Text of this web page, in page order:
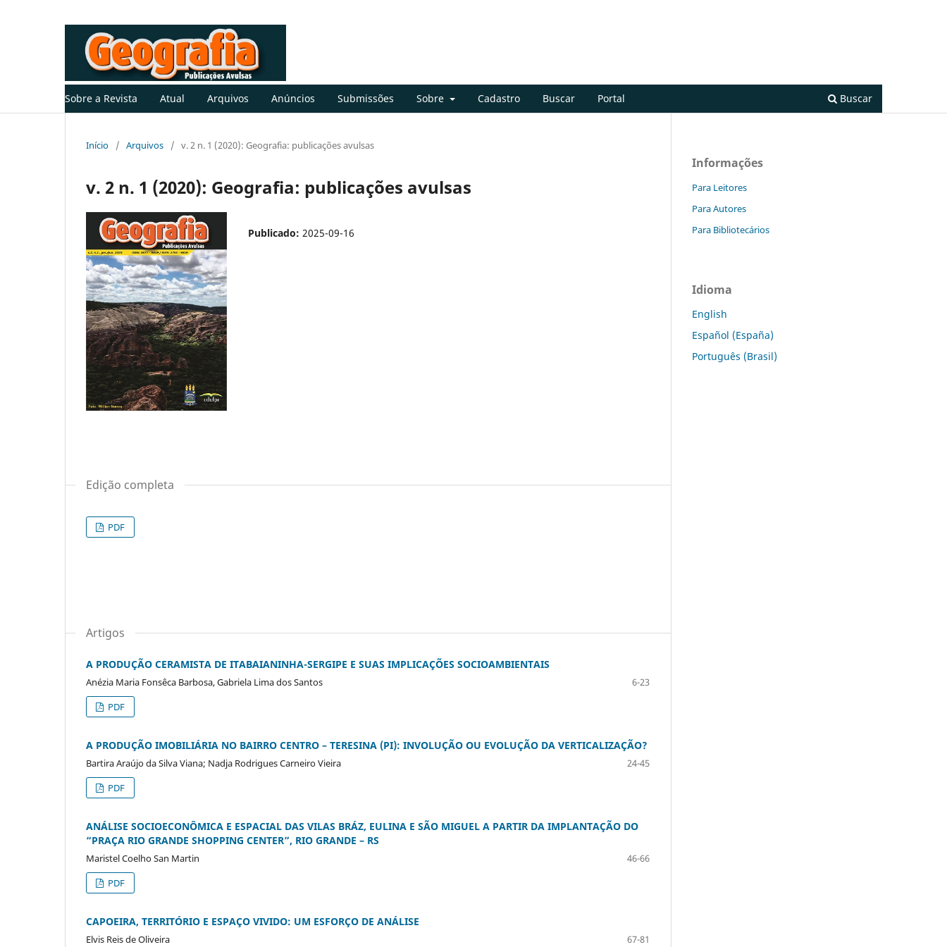
Sobre a Revista Atual Arquivos Anúncios Submissões Sobre Cadastro Buscar Portal Buscar
Início / Arquivos / v. 2 n. 1 (2020): Geografia: publicações avulsas
v. 2 n. 1 (2020): Geografia: publicações avulsas
Publicado: 2025-09-16
Edição completa
PDF
Artigos
A PRODUÇÃO CERAMISTA DE ITABAIANINHA-SERGIPE E SUAS IMPLICAÇÕES SOCIOAMBIENTAIS
Anézia Maria Fonsêca Barbosa, Gabriela Lima dos Santos
6-23
PDF
A PRODUÇÃO IMOBILIÁRIA NO BAIRRO CENTRO – TERESINA (PI): INVOLUÇÃO OU EVOLUÇÃO DA VERTICALIZAÇÃO?
Bartira Araújo da Silva Viana; Nadja Rodrigues Carneiro Vieira
24-45
PDF
ANÁLISE SOCIOECONÔMICA E ESPACIAL DAS VILAS BRÁZ, EULINA E SÃO MIGUEL A PARTIR DA IMPLANTAÇÃO DO
“PRAÇA RIO GRANDE SHOPPING CENTER”, RIO GRANDE – RS
Maristel Coelho San Martin
46-66
PDF
CAPOEIRA, TERRITÓRIO E ESPAÇO VIVIDO: UM ESFORÇO DE ANÁLISE
Elvis Reis de Oliveira
67-81
Informações
Para Leitores
Para Autores
Para Bibliotecários
Idioma
English
Español (España)
Português (Brasil)